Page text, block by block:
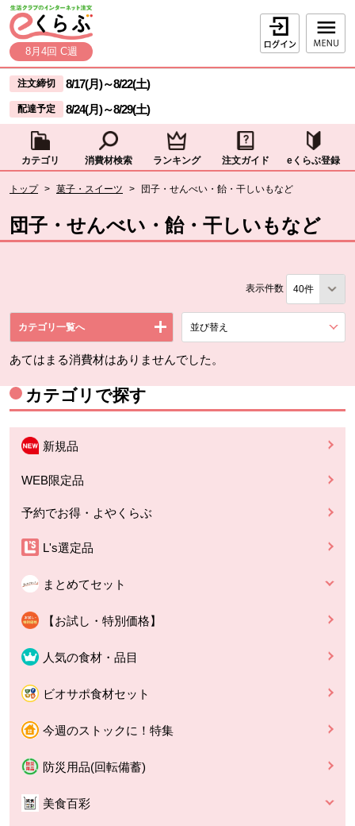
ページの先頭です。
本文へジャンプする。
8月4回 C週
ログイン
ここからサイト内共通メニューです。
サイト内共通メニューをスキップする
注文締切 8/17(月)～8/22(土)
配達予定 8/24(月)～8/29(土)
カテゴリ 消費材検索 ランキング 注文ガイド eくらぶ登録
トップ > 菓子・スイーツ > 団子・せんべい・飴・干しいもなど
団子・せんべい・飴・干しいもなど
表示件数
カテゴリ一覧へ 並び替え
あてはまる消費材はありませんでした。
カテゴリで探す
新規品
WEB限定品
予約でお得・よやくらぶ
L's選定品
まとめてセット
【お試し・特別価格】
人気の食材・品目
ビオサポ食材セット
今週のストックに！特集
防災用品(回転備蓄)
美食百彩